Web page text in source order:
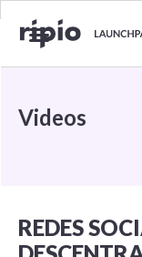
Videos
REDES